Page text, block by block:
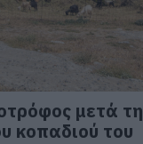
μετά τη
κοπαδιού του